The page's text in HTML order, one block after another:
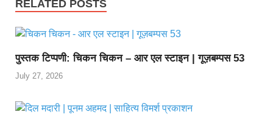
RELATED POSTS
पुस्तक टिप्पणी: चिकन चिकन – आर एल स्टाइन | गूज़बम्पस 53
July 27, 2026